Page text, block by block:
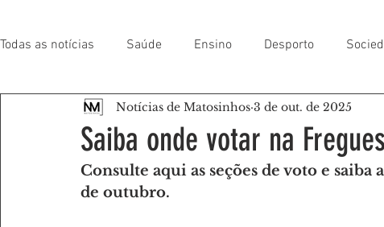
Todas as notícias Saúde Ensino Desporto
Matosinhos Leça da Palmeira Custóias Leça do
São Mamede de Infesta Perafita Lavra Santa
Saiba onde votar na
Notícias de Matosinhos 3 de out. de 2025
Consulte aqui as seções de voto e
de outubro.